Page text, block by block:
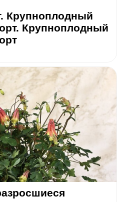
Крупноплодный
Крупноплодный